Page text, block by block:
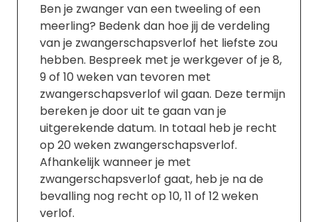
Ben je zwanger van een tweeling of een
meerling? Bedenk dan hoe jij de verdeling
van je zwangerschapsverlof het liefste zou
hebben. Bespreek met je werkgever of je 8,
9 of 10 weken van tevoren met
zwangerschapsverlof wil gaan. Deze termijn
bereken je door uit te gaan van je
uitgerekende datum. In totaal heb je recht
op 20 weken zwangerschapsverlof.
Afhankelijk wanneer je met
zwangerschapsverlof gaat, heb je na de
bevalling nog recht op 10, 11 of 12 weken
verlof.